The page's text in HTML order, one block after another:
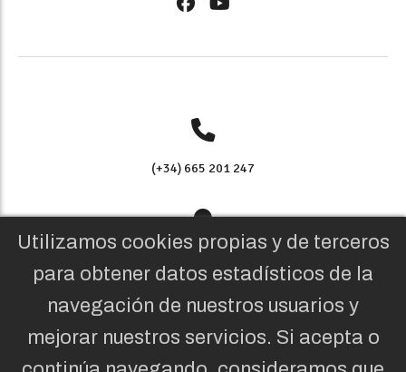
(+34) 665 201 247
REDACCION@LAGACETADEGRANCANARIA.COM
Utilizamos cookies propias y de terceros
para obtener datos estadísticos de la
navegación de nuestros usuarios y
mejorar nuestros servicios. Si acepta o